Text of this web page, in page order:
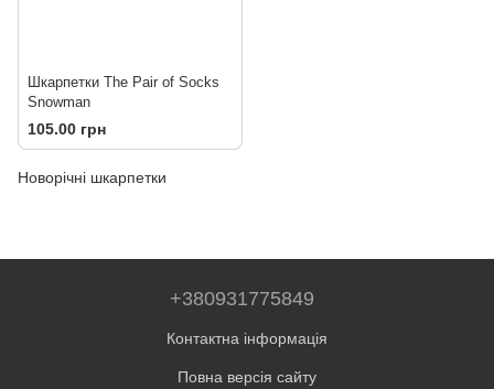
Шкарпетки The Pair of Socks
Snowman
105.00 грн
Новорічні шкарпетки
+380931775849
Контактна інформація
Повна версія сайту